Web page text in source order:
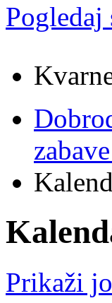
Pogledaj
Prikaži